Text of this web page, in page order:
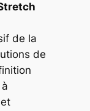
de la
de